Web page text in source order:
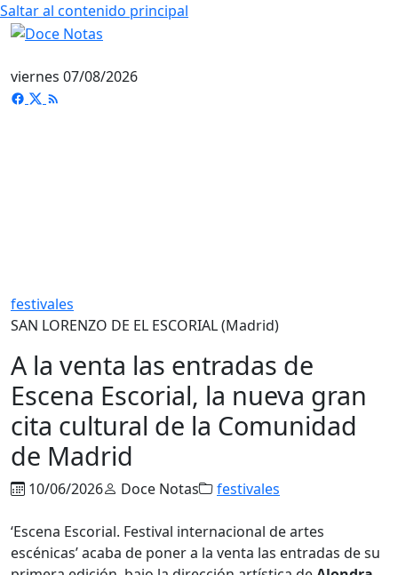
Saltar al contenido principal
viernes 07/08/2026
festivales
SAN LORENZO DE EL ESCORIAL (Madrid)
A la venta las entradas de
Escena Escorial, la nueva gran
cita cultural de la Comunidad
de Madrid
10/06/2026 Doce Notas festivales
‘Escena Escorial. Festival internacional de artes
escénicas’ acaba de poner a la venta las entradas de su